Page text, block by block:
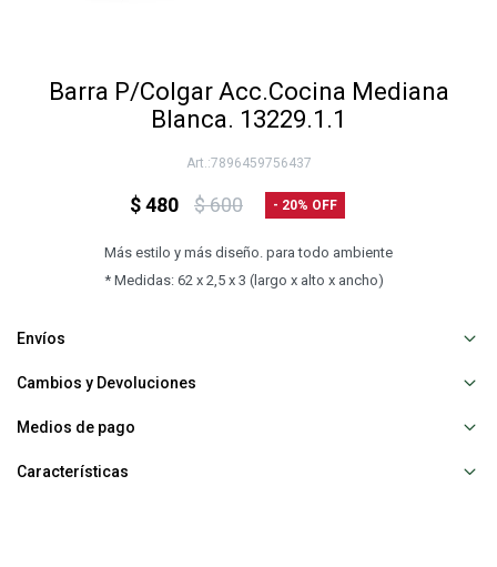
Barra P/Colgar Acc.Cocina Mediana
Blanca. 13229.1.1
7896459756437
$480 $600 20
Más estilo y más diseño. para todo ambiente
* Medidas: 62 x 2,5 x 3 (largo x alto x ancho)
Envíos
Cambios y Devoluciones
Medios de pago
Características